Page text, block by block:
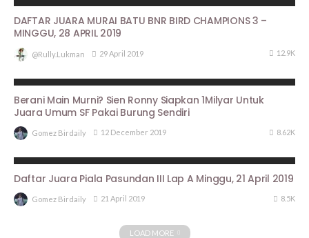
DAFTAR JUARA MURAI BATU BNR BIRD CHAMPIONS 3 –
MINGGU, 28 APRIL 2019
@rully.lukman 29 April 2019 12.9K
Berani Main Murni? Sien Ronny Siapkan 1Milyar Untuk
Juara Umum SF Pakai Burung Sendiri
Gomez Birdaily 12 December 2019 8.62K
Daftar Juara Piala Pasundan III Lap A Minggu, 21 April 2019
Gomez Birdaily 21 April 2019 8.5K
LOAD MORE